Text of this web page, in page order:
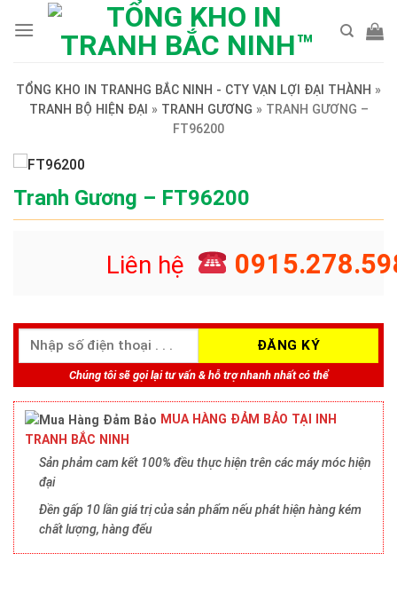
TỔNG KHO IN TRANHG BẮC NINH - CTY VẠN LỢI ĐẠI THÀNH »
TRANH BỘ HIỆN ĐẠI » TRANH GƯƠNG » TRANH GƯƠNG –
FT96200
Tranh Gương – FT96200
Liên hệ
Chúng tôi sẽ gọi lại tư vấn & hỗ trợ nhanh nhất có thể
MUA HÀNG ĐẢM BẢO TẠI INH
TRANH BẮC NINH
Sản phảm cam kết 100% đều thực hiện trên các máy móc hiện
đại
Đền gấp 10 lần giá trị của sản phẩm nếu phát hiện hàng kém
chất lượng, hàng đểu